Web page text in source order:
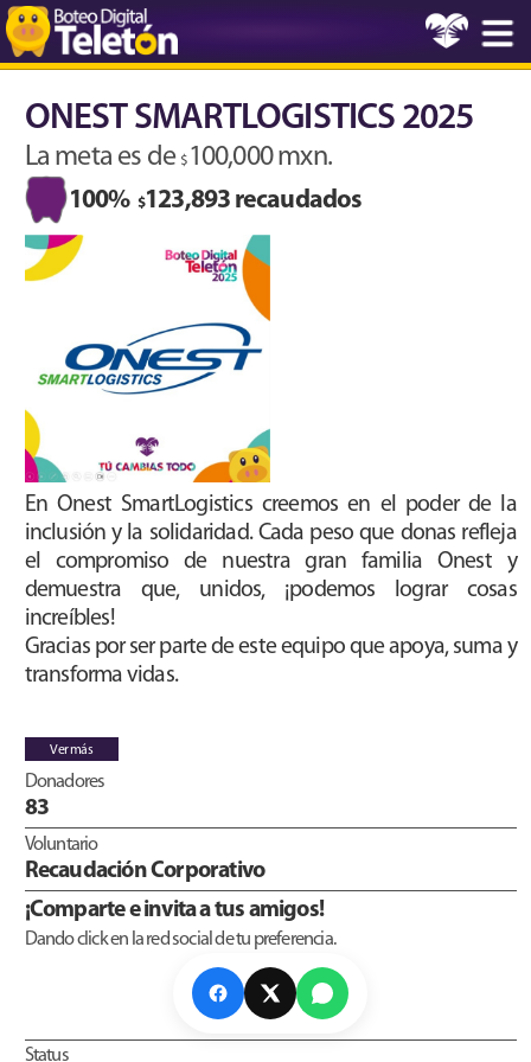
ONEST SMARTLOGISTICS 2025
La meta es de $ 100,000 mxn.
100% $123,893 recaudados
En Onest SmartLogistics creemos en el poder de la
inclusión y la solidaridad. Cada peso que donas refleja
el compromiso de nuestra gran familia Onest y
demuestra que, unidos, ¡podemos lograr cosas
increíbles!
Gracias por ser parte de este equipo que apoya, suma y
transforma vidas.
Ver más
Donadores
83
Voluntario
Recaudación Corporativo
¡Comparte e invita a tus amigos!
Dando click en la red social de tu preferencia.
Status